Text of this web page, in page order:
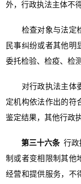
外，行政执法主体不
检查对象与法定检
民事纠纷或者其他明
委托检验、检疫、检
对行政执法主体委
定机构依法作出的符
鉴定结果，其他行政
第三十六条 行政
制或者变相限制其他
经营和提供服务，不